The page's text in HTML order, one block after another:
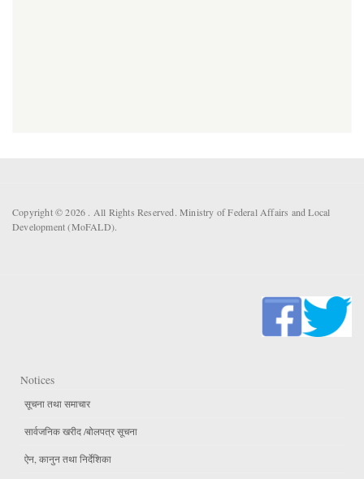
Copyright © 2026 . All Rights Reserved. Ministry of Federal Affairs and Local
Development (MoFALD).
Notices
सूचना तथा समाचार
सार्वजनिक खरीद /बोलपत्र सूचना
ऐन, कानुन तथा निर्देशिका